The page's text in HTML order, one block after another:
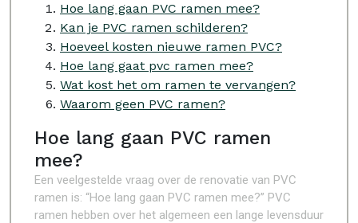
Hoe lang gaan PVC ramen mee?
Kan je PVC ramen schilderen?
Hoeveel kosten nieuwe ramen PVC?
Hoe lang gaat pvc ramen mee?
Wat kost het om ramen te vervangen?
Waarom geen PVC ramen?
Hoe lang gaan PVC ramen
mee?
Een veelgestelde vraag over de renovatie van PVC
ramen is: “Hoe lang gaan PVC ramen mee?” PVC
ramen hebben over het algemeen een lange levensduur